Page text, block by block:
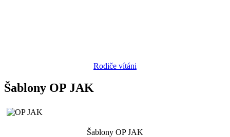
Rodiče vítáni
Šablony OP JAK
Šablony OP JAK